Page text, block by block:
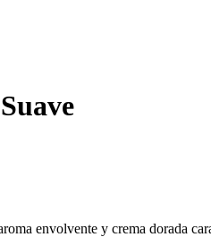
envolvente y crema dorada